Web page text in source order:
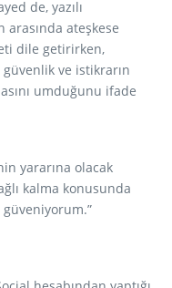
de, yazılı
arasında ateşkese
dile getirirken,
ve istikrarın
umduğunu ifade
yararına olacak
kalma konusunda
güveniyorum.”